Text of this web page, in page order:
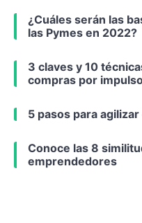
¿Cuáles serán las
las Pymes en 2022?
3 claves y 10
compras por
5 pasos para
Conoce las 8
emprendedores